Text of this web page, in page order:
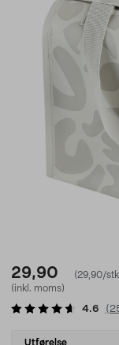
29,90
(29,90/
(inkl. moms)
4.6 (
Select
Utførelse